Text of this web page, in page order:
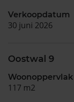
Verkoopdatum
30 juni 2026
Oostwal 9
Woonoppervlak
117 m2